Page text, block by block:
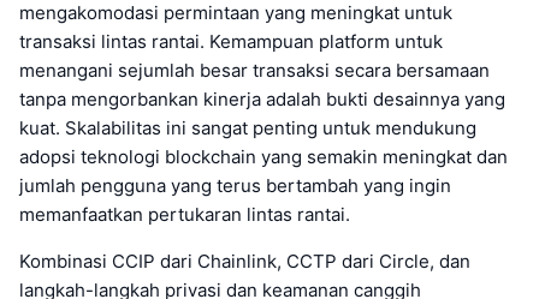
mengakomodasi permintaan yang meningkat untuk
transaksi lintas rantai. Kemampuan platform untuk
menangani sejumlah besar transaksi secara bersamaan
tanpa mengorbankan kinerja adalah bukti desainnya yang
kuat. Skalabilitas ini sangat penting untuk mendukung
adopsi teknologi blockchain yang semakin meningkat dan
jumlah pengguna yang terus bertambah yang ingin
memanfaatkan pertukaran lintas rantai.
Kombinasi CCIP dari Chainlink, CCTP dari Circle, dan
langkah-langkah privasi dan keamanan canggih